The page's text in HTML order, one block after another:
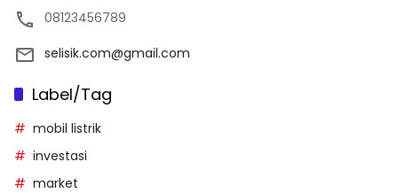
08123456789
selisik.com@gmail.com
Label/Tag
mobil listrik
investasi
market